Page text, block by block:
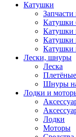
Катушки
Катушки
Катушки
Катушки
Катушки
Лески, шнуры
Леска
Шнуры
Лодки и
Лодки
Моторы